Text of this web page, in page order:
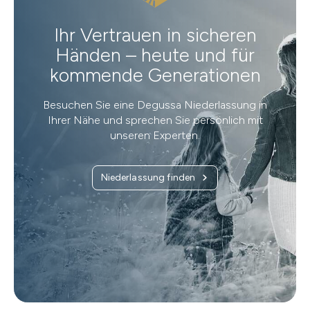
Ihr Vertrauen in sicheren
Händen – heute und für
kommende Generationen
Besuchen Sie eine Degussa Niederlassung in
Ihrer Nähe und sprechen Sie persönlich mit
unseren Experten.
Niederlassung finden